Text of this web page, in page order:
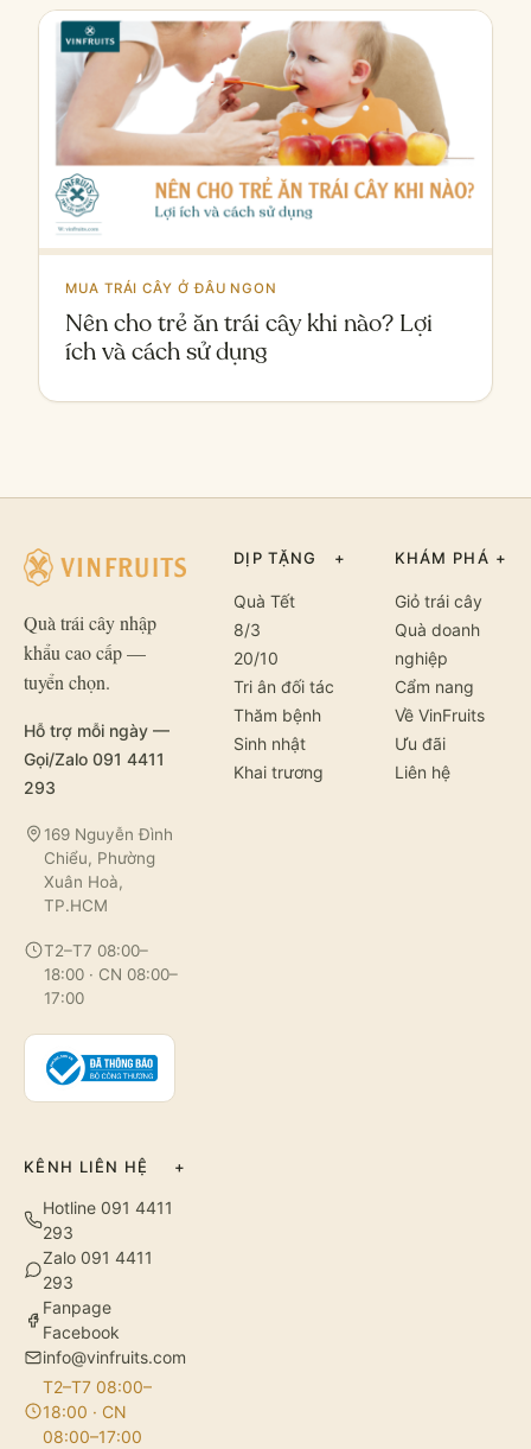
MUA TRÁI CÂY Ở ĐÂU NGON
Nên cho trẻ ăn trái cây khi nào? Lợi
ích và cách sử dụng
Quà trái cây nhập
khẩu cao cấp —
tuyển chọn.
Hỗ trợ mỗi ngày —
Gọi/Zalo 091 4411
293
169 Nguyễn Đình
Chiểu, Phường
Xuân Hoà,
TP.HCM
T2–T7 08:00–
18:00 · CN 08:00–
17:00
DỊP TẶNG +
Quà Tết
8/3
20/10
Tri ân đối tác
Thăm bệnh
Sinh nhật
Khai trương
KHÁM PHÁ +
Giỏ trái cây
Quà doanh
nghiệp
Cẩm nang
Về VinFruits
Ưu đãi
Liên hệ
KÊNH LIÊN HỆ +
Hotline 091 4411
293
Zalo 091 4411
293
Fanpage
Facebook
info@vinfruits.com
T2–T7 08:00–
18:00 · CN
08:00–17:00